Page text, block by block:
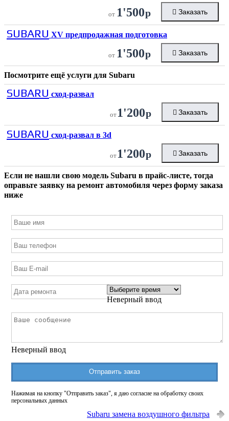
от 1'500р Заказать
SUBARU XV предпродажная подготовка
от 1'500р Заказать
Посмотрите ещё услуги для Subaru
SUBARU сход-развал
от 1'200р Заказать
SUBARU сход-развал в 3d
от 1'200р Заказать
Если не нашли свою модель Subaru в прайс-листе, тогда
оправьте заявку на ремонт автомобиля через форму заказа
ниже
Неверный ввод
Неверный ввод
Отправить заказ
Нажимая на кнопку "Отправить заказ", я даю согласие на обработку своих
персональных данных
Subaru замена воздушного фильтра